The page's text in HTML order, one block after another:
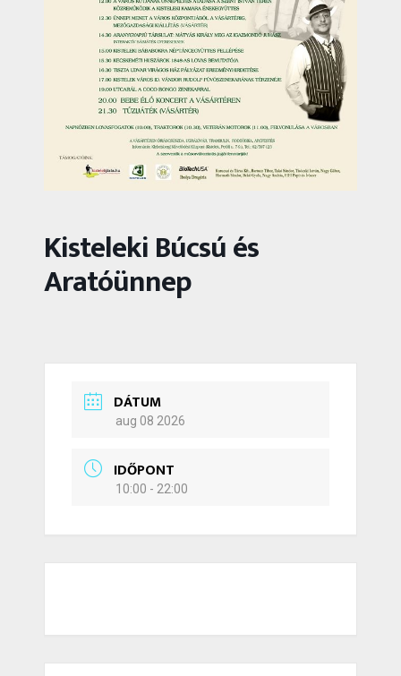
Kisteleki Búcsú és
Aratóünnep
DÁTUM
aug 08 2026
IDŐPONT
10:00 - 22:00